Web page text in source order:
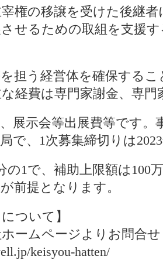
権の移譲を受けた後継
せるための取組を支援
担う経営体を確保する
経費は専門家謝金、専門
展示会等出展費等です。
で、1次募集締切りは
の1で、補助上限額は
前提となります。
ついて】
ームページよりお問合
keisyou-hatten/